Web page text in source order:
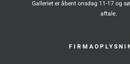
Galleriet er åbent onsdag 11-17 og
aftale.